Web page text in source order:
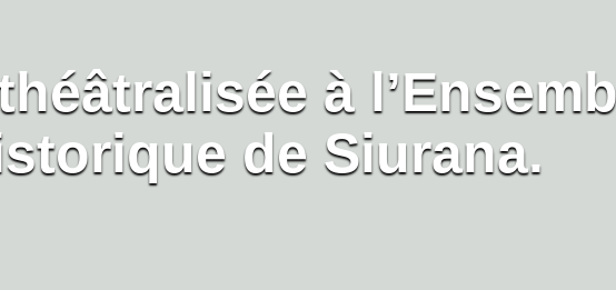
à
de Siurana.